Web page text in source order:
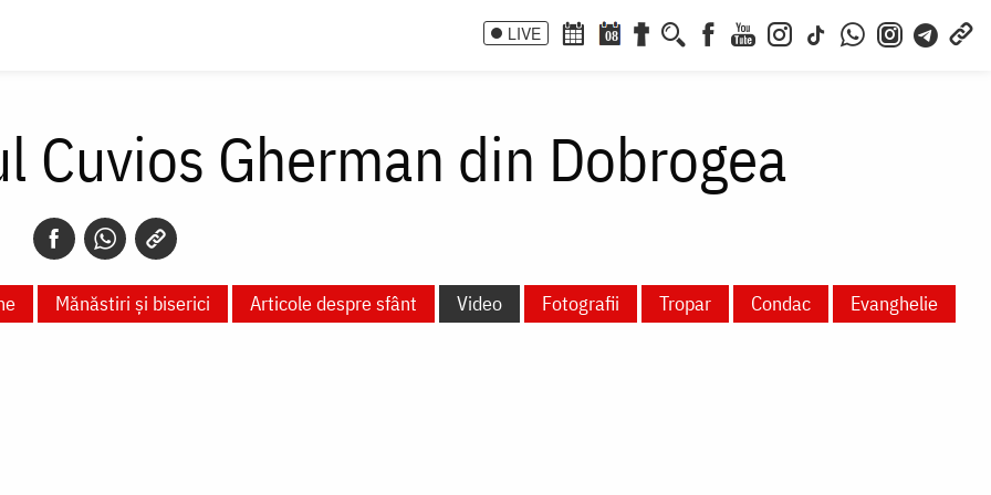
LIVE 08
Cuvios Gherman din Dobrogea
Mănăstiri și biserici Articole despre sfânt Video Fotografii Tropar Condac
Evanghelie